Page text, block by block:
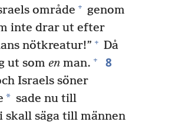
område + genom
inte drar ut efter
nötkreatur!” + Då
ut som en man. + 8
Israels söner
* sade nu till
skall säga till männen